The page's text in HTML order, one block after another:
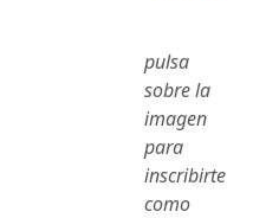
pulsa
sobre la
imagen
para
inscribirte
como